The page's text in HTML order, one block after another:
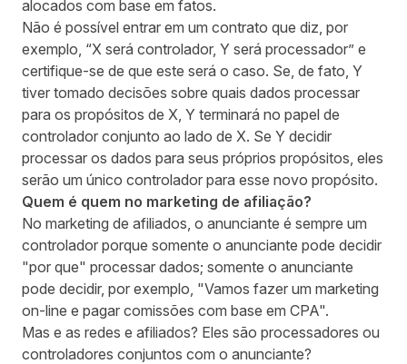
alocados com base em fatos.
Não é possível entrar em um contrato que diz, por
exemplo, “X será controlador, Y será processador” e
certifique-se de que este será o caso. Se, de fato, Y
tiver tomado decisões sobre quais dados processar
para os propósitos de X, Y terminará no papel de
controlador conjunto ao lado de X. Se Y decidir
processar os dados para seus próprios propósitos, eles
serão um único controlador para esse novo propósito.
Quem é quem no marketing de afiliação?
No marketing de afiliados, o anunciante é sempre um
controlador porque somente o anunciante pode decidir
"por que" processar dados; somente o anunciante
pode decidir, por exemplo, "Vamos fazer um marketing
on-line e pagar comissões com base em CPA".
Mas e as redes e afiliados? Eles são processadores ou
controladores conjuntos com o anunciante?